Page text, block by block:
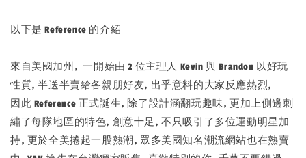
以下是 Reference 的介紹
來自美國加州, 一開始由 2 位主理人 Kevin 與 Brandon 以好玩
性質, 半送半賣給各親朋好友, 出乎意料的大家反應熱烈,
因此 Reference 正式誕生, 除了設計涵翻玩趣味, 更加上側邊刺
繡了每隊地區的特色, 創意十足, 不只吸引了多位運動明星加
持, 更於全美捲起一股熱潮, 眾多美國知名潮流網站也在熱賣